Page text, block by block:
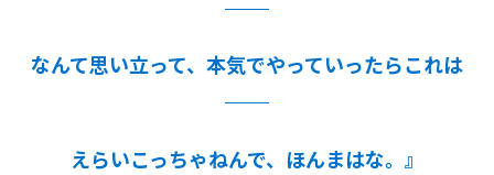
なんて思い立って、本気でやっていったらこれは
えらいこっちゃねんで、ほんまはな。』